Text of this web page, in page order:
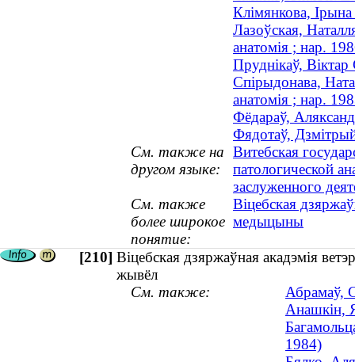
Клімянкова,
Лазоўская,
анатомія ; нар.
Пруднікаў,
Спірыдонава,
анатомія ; нар.
Фёдараў,
Фядотаў,
См. также на
другом языке:
Витебская
патологической
заслуженного
См. также
более широкое
понятие:
Віцебская
медыцыны
[210] Віцебская дзяржаўная акадэмія
жывёл
См. также:
Абрамаў,
Анашкін,
1984)